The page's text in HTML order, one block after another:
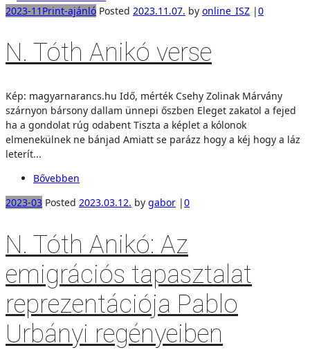
2023-11 Print-ajánló Posted 2023.11.07. by online_ISZ |0
N. Tóth Anikó verse
Kép: magyarnarancs.hu Idő, mérték Csehy Zolinak Márvány
szárnyon bársony dallam ünnepi őszben Eleget zakatol a fejed
ha a gondolat rúg odabent Tiszta a képlet a kólonok
elmenekülnek ne bánjad Amiatt se parázz hogy a kéj hogy a láz
leterít...
Bővebben
2023-03 Posted 2023.03.12. by gabor |0
N. Tóth Anikó: Az
emigrációs tapasztalat
reprezentációja Pablo
Urbányi regényeiben